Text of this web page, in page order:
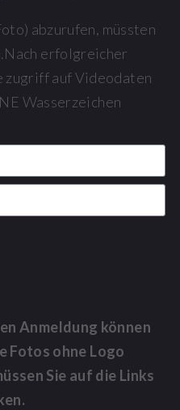
abzurufen, müssten
erfolgreicher
zugriff auf Videodaten
Wasserzeichen
Anmeldung können
Fotos ohne Logo
Sie auf die Links